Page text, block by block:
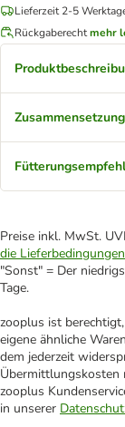
Lieferzeit 2-5
Rückgaberechtmehr
Zusammensetzung
Preise inkl. MwSt.
die Lieferbedingungen
"Sonst" = Der
Tage.
zooplus ist
eigene ähnliche
dem jederzeit
Übermittlungskosten
zooplus
in unserer